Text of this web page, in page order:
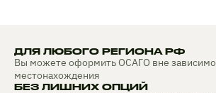
ДЛЯ ЛЮБОГО РЕГИОНА РФ
Вы можете оформить ОСАГО вне
местонахождения
БЕЗ ЛИШНИХ ОПЦИЙ